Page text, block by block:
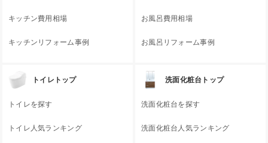
キッチン費用相場
キッチンリフォーム事例
お風呂費用相場
お風呂リフォーム事例
トイレトップ
トイレを探す
トイレ人気ランキング
洗面化粧台トップ
洗面化粧台を探す
洗面化粧台人気ランキング